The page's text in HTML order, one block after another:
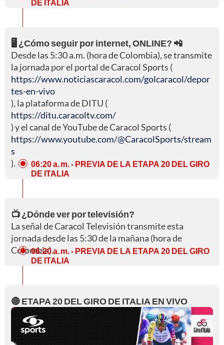
DE ITALIA
🖥️ ¿Cómo seguir por internet, ONLINE? 📲
Desde las 5:30 a.m. (hora de Colombia), se transmite
la jornada por el portal de Caracol Sports (
https://www.noticiascaracol.com/golcaracol/depor
tes-en-vivo
), la plataforma de DITU (
https://ditu.caracoltv.com/
) y el canal de YouTube de Caracol Sports (
https://www.youtube.com/@CaracolSports/stream
s
).
06:20 a. m.- PREVIA DE LA ETAPA 20 DEL GIRO
DE ITALIA
📺 ¿Dónde ver por televisión?
La señal de Caracol Televisión transmite esta
jornada desde las 5:30 de la mañana (hora de
Colombia).
06:20 a. m.- PREVIA DE LA ETAPA 20 DEL GIRO
DE ITALIA
🔴 ETAPA 20 DEL GIRO DE ITALIA EN VIVO